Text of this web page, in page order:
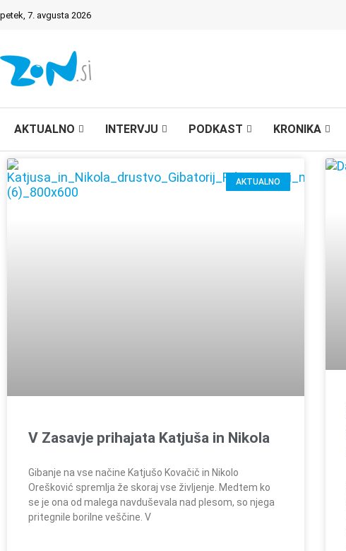
petek, 7. avgusta 2026
AKTUALNO INTERVJU PODKAST KRONIKA
AKTUALNO
V Zasavje prihajata Katjuša in Nikola
Gibanje na vse načine Katjušo Kovačič in Nikolo
Orešković spremlja že skoraj vse življenje. Medtem ko
se je ona od malega navduševala nad plesom, so njega
pritegnile borilne veščine. V